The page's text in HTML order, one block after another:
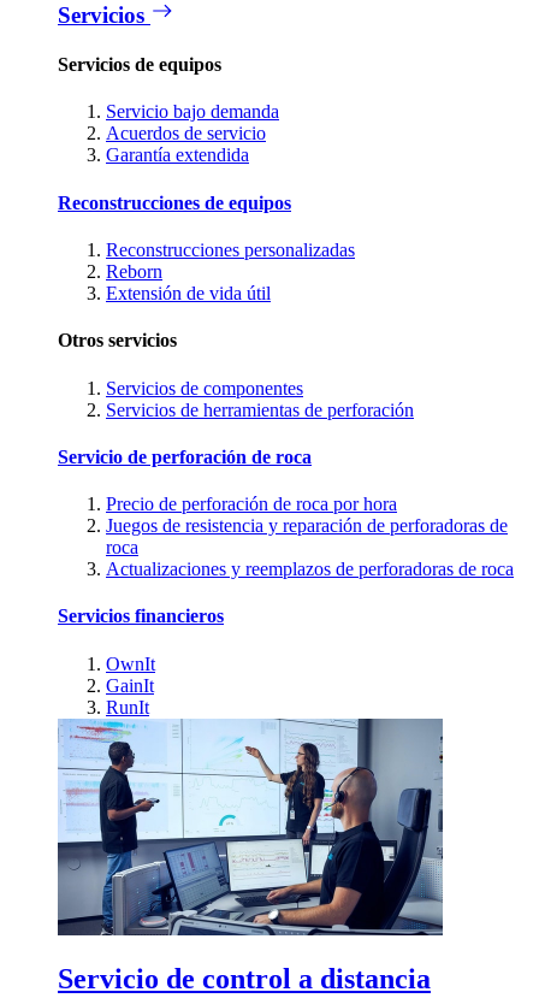
Servicios
Servicios de equipos
Servicio bajo demanda
Acuerdos de servicio
Garantía extendida
Reconstrucciones de equipos
Reconstrucciones personalizadas
Reborn
Extensión de vida útil
Otros servicios
Servicios de componentes
Servicios de herramientas de perforación
Servicio de perforación de roca
Precio de perforación de roca por hora
Juegos de resistencia y reparación de perforadoras de
roca
Actualizaciones y reemplazos de perforadoras de roca
Servicios financieros
OwnIt
GainIt
RunIt
Servicio de control a distancia